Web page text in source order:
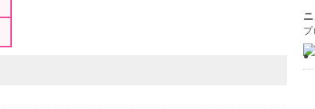
プ